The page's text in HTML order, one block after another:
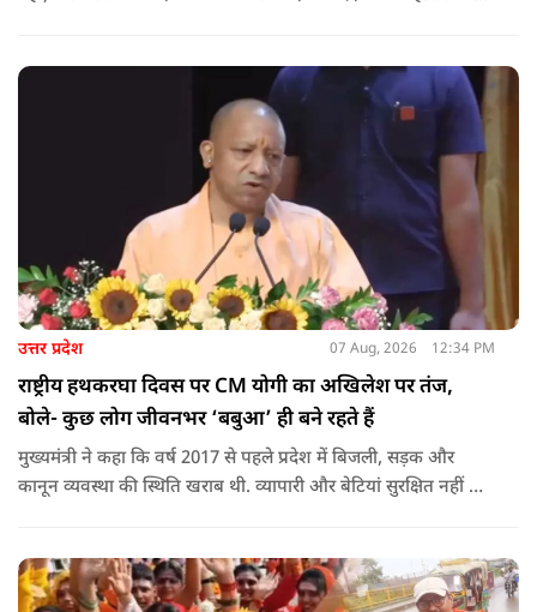
उत्तर प्रदेश 07 Aug, 2026 12:34 PM
राष्ट्रीय हथकरघा दिवस पर CM योगी का अखिलेश पर तंज,
बोले- कुछ लोग जीवनभर ‘बबुआ’ ही बने रहते हैं
मुख्यमंत्री ने कहा कि वर्ष 2017 से पहले प्रदेश में बिजली, सड़क और
कानून व्यवस्था की स्थिति खराब थी. व्यापारी और बेटियां सुरक्षित नहीं थीं.
हस्तशिल्पियों को उठाना पड़ा.